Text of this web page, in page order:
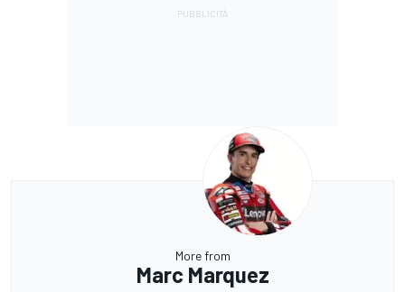
More from
Marc Marquez